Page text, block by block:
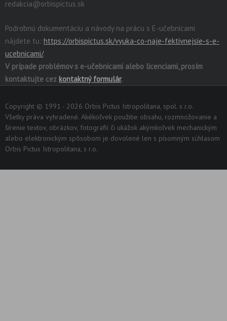
redakcia@orbispictus.sk
Podrobnú dokumentáciu a návody na prácu s E-učebnicami
nájdete tu: https://orbispictus.sk/vyuka-co-naje-fektivnejsie-s-e-
ucebnicami/.
V prípade problémov s e-učebnicami alebo licenciami, prosím
kontaktujte cez kontaktný formulár.
Copyright © 1991 - 2026 Orbis Pictus Istropolitana, spol. s r.o.
Všetky práva vyhradené. Akékoľvek použitie obsahu, rozmnožovanie a
šírenie textov, obrázkov, fotografií či ukážok akýmkoľvek mechanickým
alebo elektronickým spôsobom je dovolené len s písomným súhlasom
Orbis Pictus Istropolitana, s r.o.